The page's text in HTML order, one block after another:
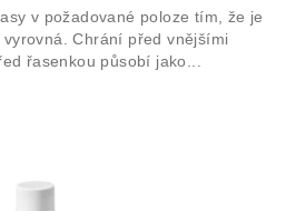
v požadované poloze tím, že je
Chrání před vnějšími
řasenkou působí jako...